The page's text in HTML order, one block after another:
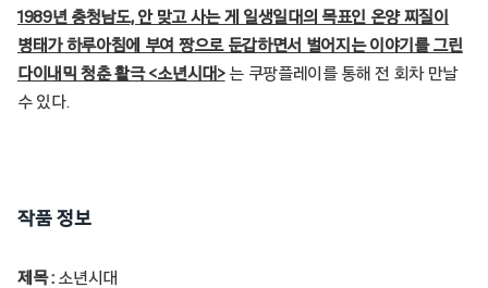
1989년 충청남도, 안 맞고 사는 게 일생일대의 목표인 온양 찌질이
병태가 하루아침에 부여 짱으로 둔갑하면서 벌어지는 이야기를 그린
다이내믹 청춘 활극 <소년시대> 는 쿠팡플레이를 통해 전 회차 만날
수 있다.
작품 정보
제목 : 소년시대